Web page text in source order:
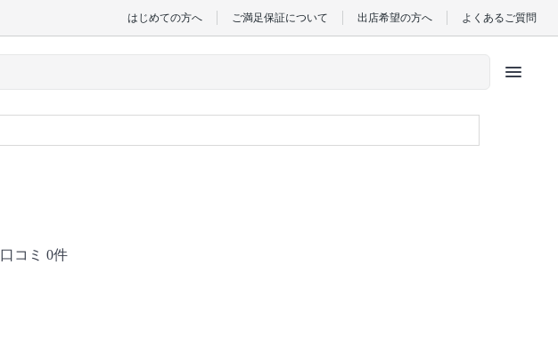
はじめての方へ ご満足保証について 出店希望の方へ よくあるご質問
menu
口コミ 0件